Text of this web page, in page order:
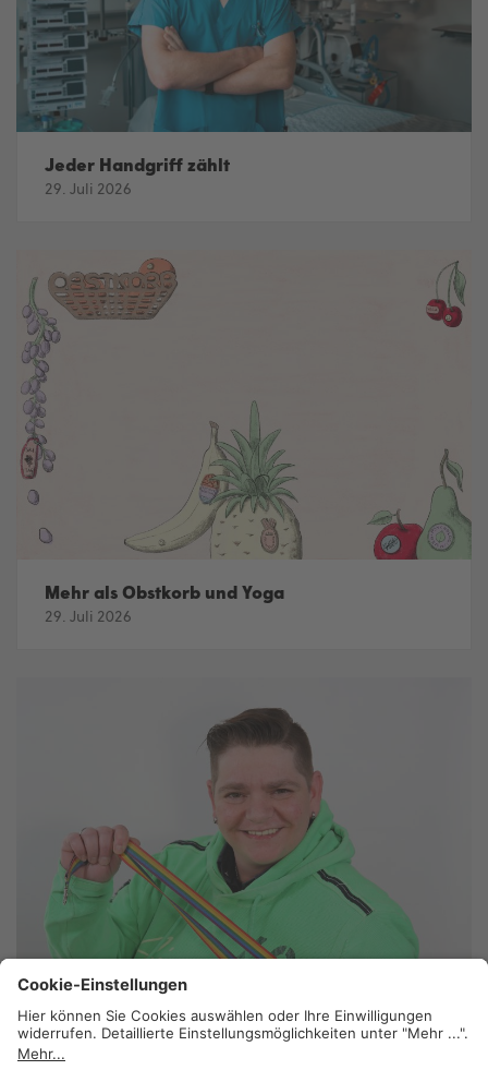
Jeder Handgriff zählt
29. Juli 2026
Mehr als Obstkorb und Yoga
29. Juli 2026